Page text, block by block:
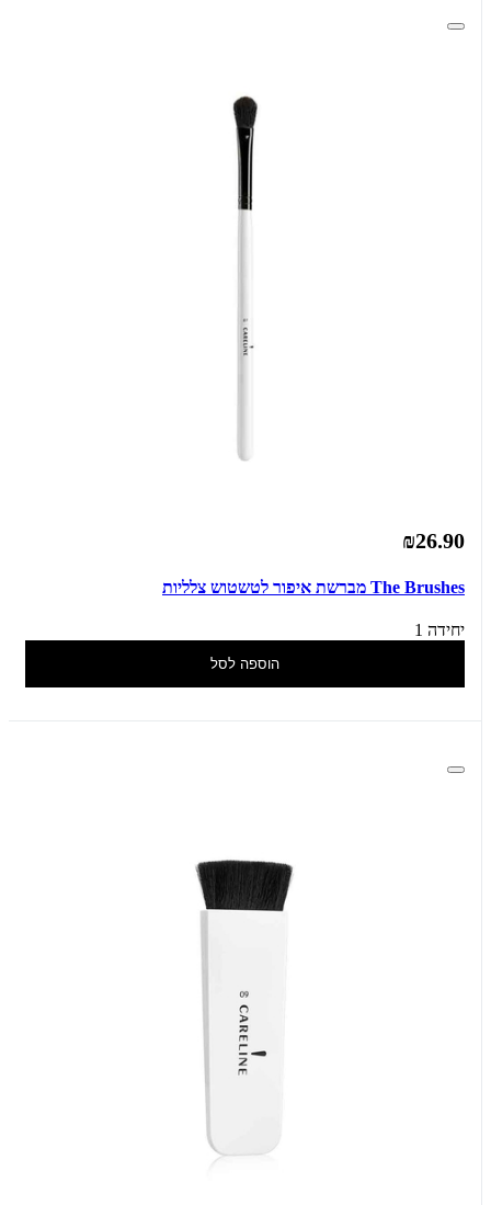
₪26.90
The Brushes מברשת איפור לטשטוש צלליות
יחידה 1
הוספה לסל
של קרליין ותקבלי עדכונים, הטבות ומבצעים הורסים
מהמם! תצרפו אותי
הרשמה למועדון של קרליין מהווה הסכמה לקבל דיוור שיווקי במייל ובסמס
ובוואטסאפ מקרליין